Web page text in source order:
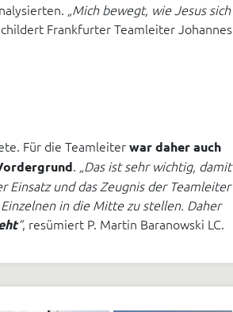
„Mich bewegt, wie Jesus sich
Frankfurter Teamleiter Johannes
Für die Teamleiterwar daher auch
. „Das ist sehr wichtig, damit
Einsatz und das Zeugnis der Teamleiter
in die Mitte zu stellen. Daher
“, resümiert P. Martin Baranowski LC.